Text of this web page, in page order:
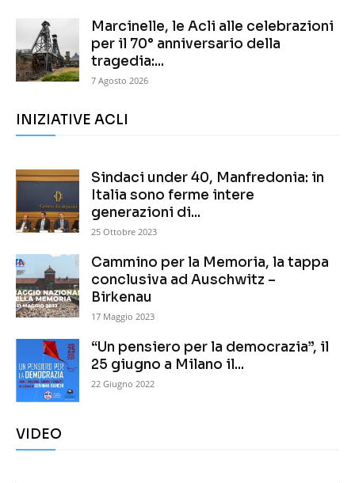
Marcinelle, le Acli alle celebrazioni
per il 70° anniversario della
tragedia:...
7 Agosto 2026
INIZIATIVE ACLI
Sindaci under 40, Manfredonia: in
Italia sono ferme intere
generazioni di...
25 Ottobre 2023
Cammino per la Memoria, la tappa
conclusiva ad Auschwitz –
Birkenau
17 Maggio 2023
“Un pensiero per la democrazia”, il
25 giugno a Milano il...
22 Giugno 2022
VIDEO